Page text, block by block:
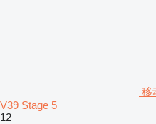
移
V39 Stage 5
12